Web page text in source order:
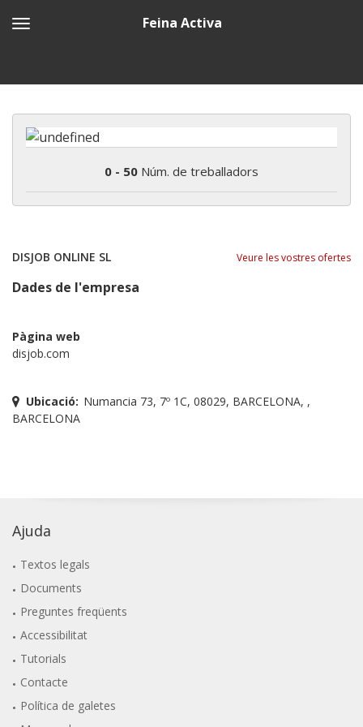
Feina Activa
0 - 50 Núm. de treballadors
DISJOB ONLINE SL Veure les vostres ofertes
Dades de l'empresa
Pàgina web
disjob.com
Ubicació: Numancia 73, 7º 1C, 08029, BARCELONA, ,
BARCELONA
Ajuda
Textos legals
Documents
Preguntes freqüents
Accessibilitat
Tutorials
Contacte
Política de galetes